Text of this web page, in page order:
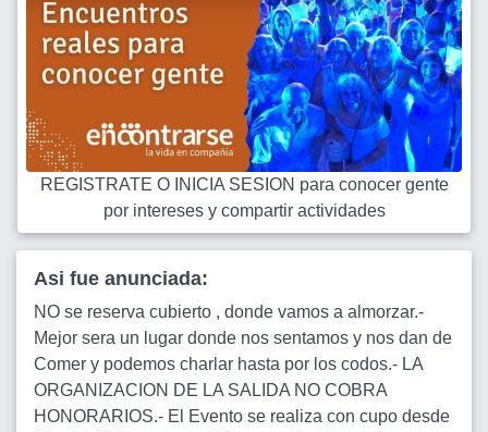
REGISTRATE O INICIA SESION para conocer gente
por intereses y compartir actividades
Asi fue anunciada:
NO se reserva cubierto , donde vamos a almorzar.-
Mejor sera un lugar donde nos sentamos y nos dan de
Comer y podemos charlar hasta por los codos.- LA
ORGANIZACION DE LA SALIDA NO COBRA
HONORARIOS.- El Evento se realiza con cupo desde